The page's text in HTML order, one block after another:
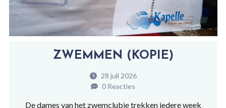
ZWEMMEN (KOPIE)
28 juli 2026
0 Reacties
De dames van het zwemclubje trekken iedere week